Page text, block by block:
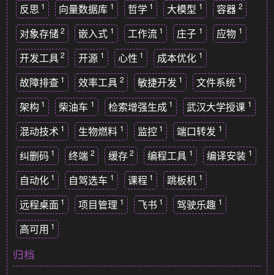
反思 1 向量数据库 1 哲学 1 大模型 1 容器 2
对象存储 2 嵌入式 1 工作流 1 庄子 1 应物 1
开发工具 2 开源 1 心性 1 成本优化 1
故障排查 1 效率工具 2 敏捷开发 1 文件系统 1
架构 1 柴油车 1 检索增强生成 1 武汉大学授课 1
混动技术 1 生物燃料 1 监控 1 端口转发 1
纠删码 1 终端 2 缓存 2 编程工具 1 编译安装 1
自动化 1 自驾选车 1 课程 1 跳板机 1
远程桌面 1 项目管理 1 飞书 1 驾驶乐趣 1
高可用 1
归档